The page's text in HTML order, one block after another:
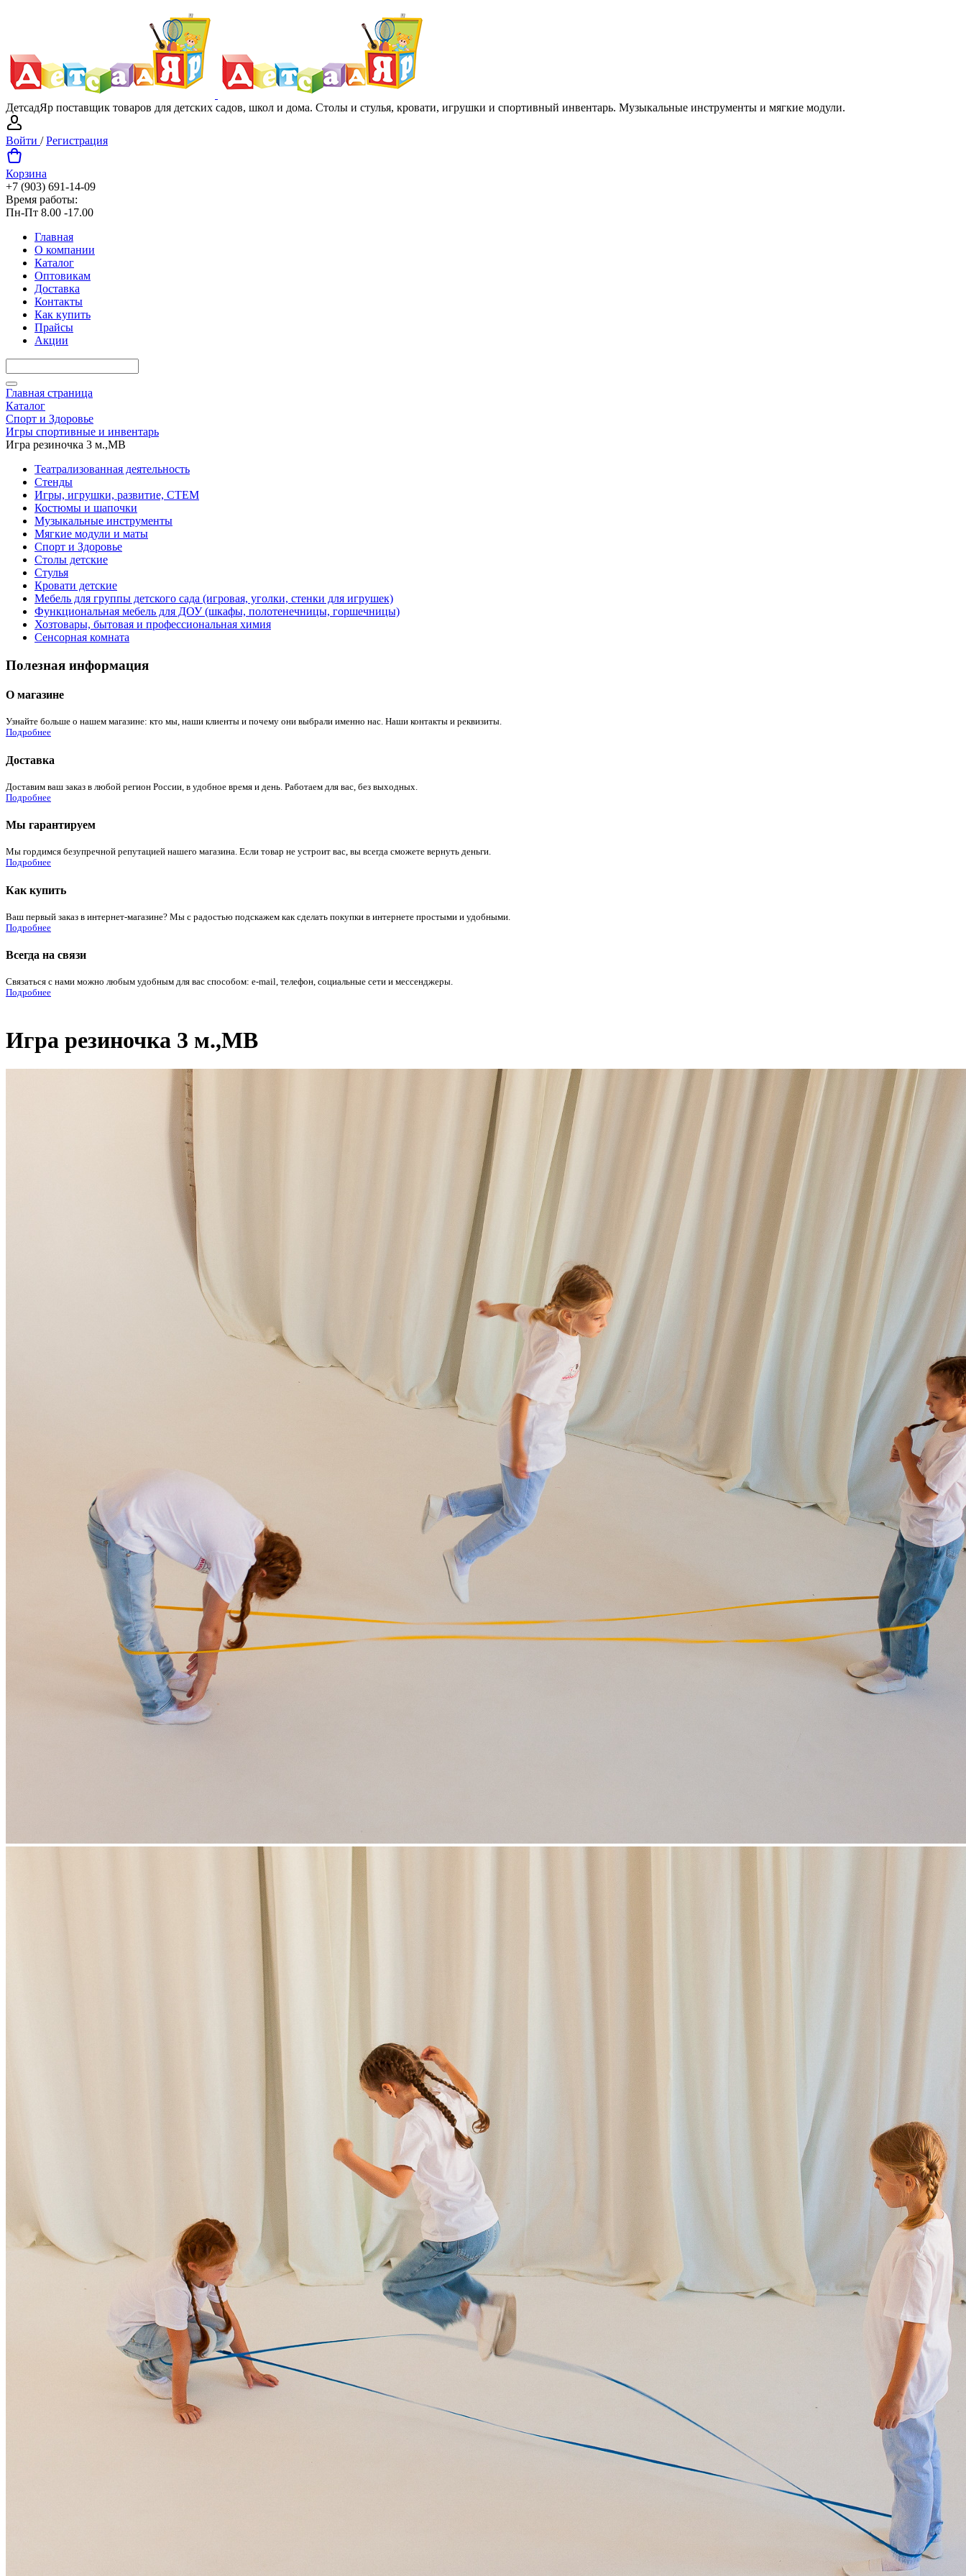
ДетсадЯр поставщик товаров для детских садов, школ и дома. Столы и стулья, кровати, игрушки и спортивный инвентарь. Музыкальные инструменты и мягкие модули.
Войти /Регистрация
Корзина
+7 (903) 691-14-09
Время работы:
Пн-Пт 8.00 -17.00
Главная
О компании
Каталог
Оптовикам
Доставка
Контакты
Как купить
Прайсы
Акции
Главная страница
Каталог
Спорт и Здоровье
Игры спортивные и инвентарь
Игра резиночка 3 м.,МВ
Театрализованная деятельность
Стенды
Игры, игрушки, развитие, СТЕМ
Костюмы и шапочки
Музыкальные инструменты
Мягкие модули и маты
Спорт и Здоровье
Столы детские
Стулья
Кровати детские
Мебель для группы детского сада (игровая, уголки, стенки для игрушек)
Функциональная мебель для ДОУ (шкафы, полотенечницы, горшечницы)
Хозтовары, бытовая и профессиональная химия
Сенсорная комната
Полезная информация
О магазине
Узнайте больше о нашем магазине: кто мы, наши клиенты и почему они выбрали именно нас. Наши контакты и реквизиты.
Подробнее
Доставка
Доставим ваш заказ в любой регион России, в удобное время и день. Работаем для вас, без выходных.
Подробнее
Мы гарантируем
Мы гордимся безупречной репутацией нашего магазина. Если товар не устроит вас, вы всегда сможете вернуть деньги.
Подробнее
Как купить
Ваш первый заказ в интернет-магазине? Мы с радостью подскажем как сделать покупки в интернете простыми и удобными.
Подробнее
Всегда на связи
Связаться с нами можно любым удобным для вас способом: e-mail, телефон, социальные сети и мессенджеры.
Подробнее
Игра резиночка 3 м.,МВ